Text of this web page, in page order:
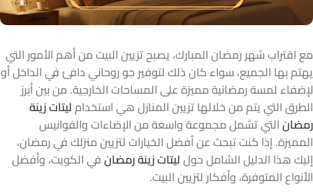
مع اقتراب شهر رمضان المبارك، يصبح تزيين البيت من أهم الأمور التي
يهتم بها الجميع، سواء كان ذلك لتوفير جو روحاني دافئ في الداخل أو
لإضفاء لمسة رمضانية مميزة على المساحات الخارجية. من بين أبرز
الطرق التي يتم من خلالها تزيين المنازل هي استخدامليتات زينة
رمضانالتي تشمل مجموعة واسعة من الإضاءات والفوانيس
المميزة. إذا كنت تبحث عن أفضل الخيارات لتزيين منزلك في رمضان،
إليك هذا الدليل الشامل حولليتات زينة رمضانفي الكويت، وأفضل
الأنواع المتوفرة، وأفكار لتزيين البيت.